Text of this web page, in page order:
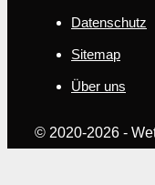
Datenschutz
Sitemap
Über uns
© 2020-2026 -